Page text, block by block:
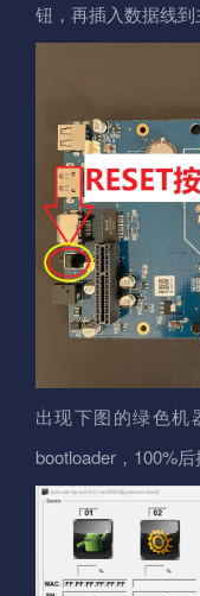
钮，再插入数据线到
出现下图的绿色机
bootloader，100%